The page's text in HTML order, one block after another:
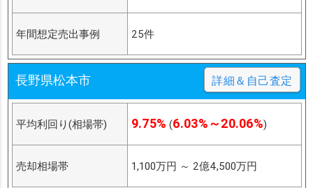
年間想定売出事例 25件
長野県松本市 詳細＆自己査定
平均利回り(相場帯) 9.75% (6.03%～20.06%)
売却相場帯 1,100万円 ～ 2億4,500万円